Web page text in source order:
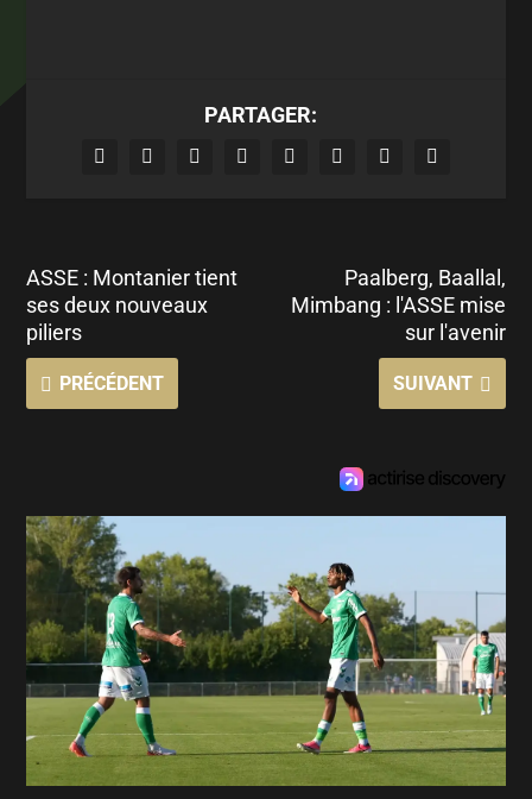
PARTAGER:
ASSE : Montanier tient
ses deux nouveaux
piliers
PRÉCÉDENT
Paalberg, Baallal,
Mimbang : l'ASSE mise
sur l'avenir
SUIVANT